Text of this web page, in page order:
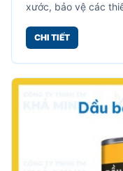
xước, bảo vệ các
nguyên màu sắc của
CHI TIẾT